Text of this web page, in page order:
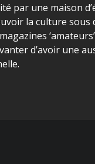
par une maison
la culture sous
d’avoir une